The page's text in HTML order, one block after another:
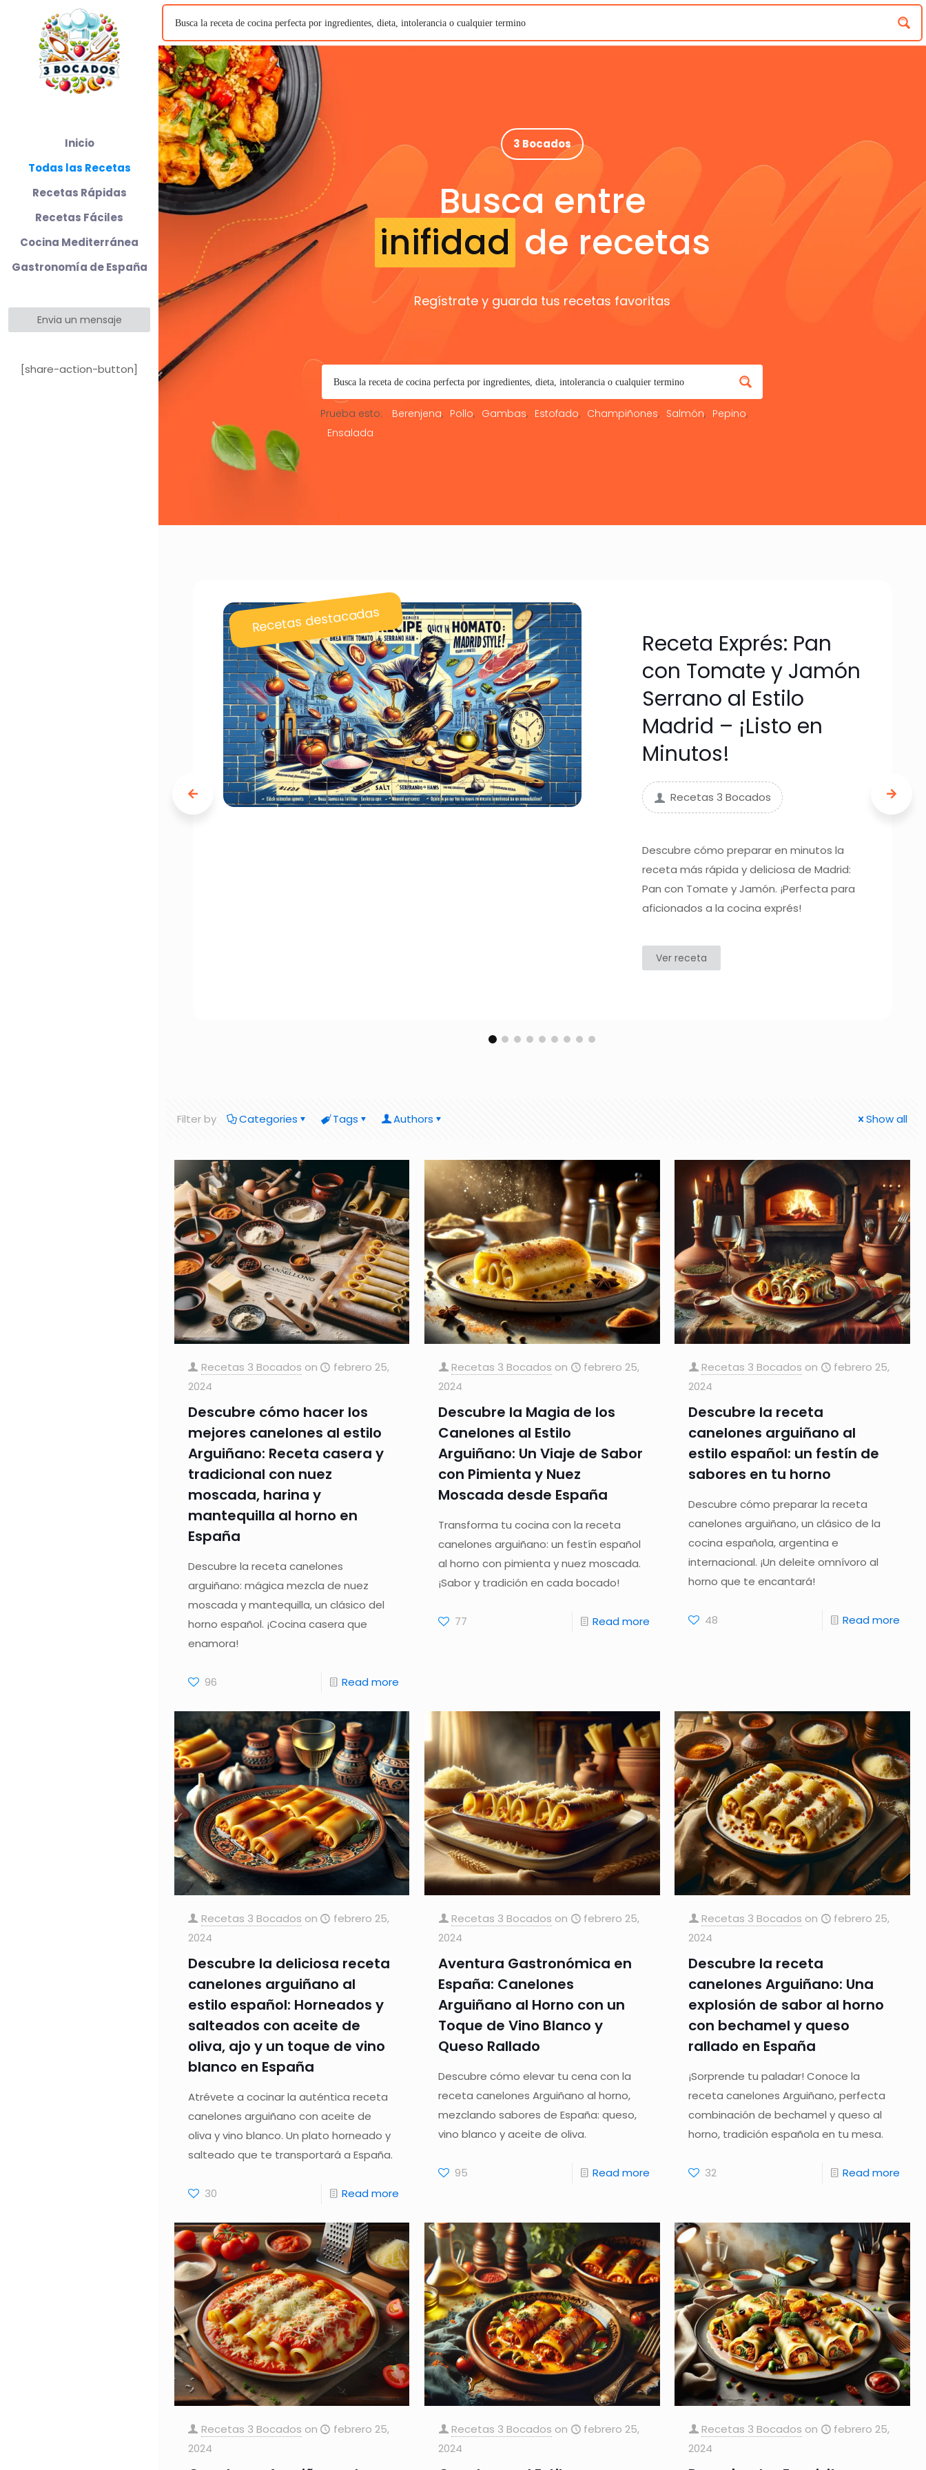
3 Bocados
Busca entre
inifidad de recetas
Regístrate y guarda tus recetas favoritas
Prueba esto: Berenjena Pollo Gambas Estofado Champiñones Salmón
Pepino
Ensalada
Recetas destacadas
Receta Exprés: Pan
con Tomate y Jamón
Serrano al Estilo
Madrid – ¡Listo en
Minutos!
Recetas 3 Bocados
Descubre cómo preparar en minutos la
receta más rápida y deliciosa de Madrid:
Pan con Tomate y Jamón. ¡Perfecta para
aficionados a la cocina exprés!
Ver receta
Filter by Categories Tags Authors Show all
Recetas 3 Bocados on
febrero 25,
2024
Descubre cómo hacer los
mejores canelones al estilo
Arguiñano: Receta casera y
tradicional con nuez
moscada, harina y
mantequilla al horno en
España
Descubre la receta canelones
arguiñano: mágica mezcla de nuez
moscada y mantequilla, un clásico del
horno español. ¡Cocina casera que
enamora!
96 Read more
Recetas 3 Bocados on
febrero 25,
2024
Descubre la Magia de los
Canelones al Estilo
Arguiñano: Un Viaje de Sabor
con Pimienta y Nuez
Moscada desde España
Transforma tu cocina con la receta
canelones arguiñano: un festín español
al horno con pimienta y nuez moscada.
¡Sabor y tradición en cada bocado!
77 Read more
Recetas 3 Bocados on
febrero 25,
2024
Descubre la receta
canelones arguiñano al
estilo español: un festín de
sabores en tu horno
Descubre cómo preparar la receta
canelones arguiñano, un clásico de la
cocina española, argentina e
internacional. ¡Un deleite omnívoro al
horno que te encantará!
48 Read more
Recetas 3 Bocados on
febrero 25,
2024
Descubre la deliciosa receta
canelones arguiñano al
estilo español: Horneados y
salteados con aceite de
oliva, ajo y un toque de vino
blanco en España
Atrévete a cocinar la auténtica receta
canelones arguiñano con aceite de
oliva y vino blanco. Un plato horneado y
salteado que te transportará a España.
30 Read more
Recetas 3 Bocados on
febrero 25,
2024
Aventura Gastronómica en
España: Canelones
Arguiñano al Horno con un
Toque de Vino Blanco y
Queso Rallado
Descubre cómo elevar tu cena con la
receta canelones Arguiñano al horno,
mezclando sabores de España: queso,
vino blanco y aceite de oliva.
95 Read more
Recetas 3 Bocados on
febrero 25,
2024
Descubre la receta
canelones Arguiñano: Una
explosión de sabor al horno
con bechamel y queso
rallado en España
¡Sorprende tu paladar! Conoce la
receta canelones Arguiñano, perfecta
combinación de bechamel y queso al
horno, tradición española en tu mesa.
32 Read more
Recetas 3 Bocados on
febrero 25,
2024
Recetas 3 Bocados on
febrero 25,
2024
Recetas 3 Bocados on
febrero 25,
2024
Inicio
Todas las Recetas
Recetas Rápidas
Recetas Fáciles
Cocina Mediterránea
Gastronomía de España
Envia un mensaje
[share-action-button]